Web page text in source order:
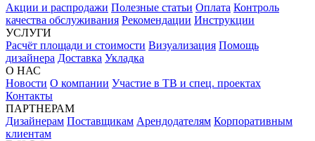
Акции и распродажи Полезные статьи Оплата Контроль
качества обслуживания Рекомендации Инструкции
УСЛУГИ
Расчёт площади и стоимости Визуализация Помощь
дизайнера Доставка Укладка
О НАС
Новости О компании Участие в ТВ и спец. проектах
Контакты
ПАРТНЕРАМ
Дизайнерам Поставщикам Арендодателям Корпоративным
клиентам